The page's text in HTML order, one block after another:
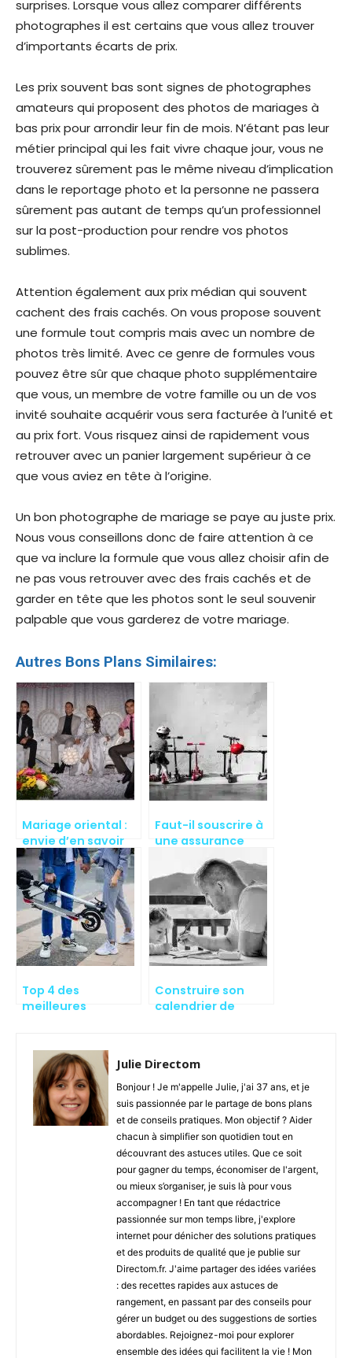
surprises. Lorsque vous allez comparer différents
photographes il est certains que vous allez trouver
d’importants écarts de prix.
Les prix souvent bas sont signes de photographes
amateurs qui proposent des photos de mariages à
bas prix pour arrondir leur fin de mois. N’étant pas leur
métier principal qui les fait vivre chaque jour, vous ne
trouverez sûrement pas le même niveau d’implication
dans le reportage photo et la personne ne passera
sûrement pas autant de temps qu’un professionnel
sur la post-production pour rendre vos photos
sublimes.
Attention également aux prix médian qui souvent
cachent des frais cachés. On vous propose souvent
une formule tout compris mais avec un nombre de
photos très limité. Avec ce genre de formules vous
pouvez être sûr que chaque photo supplémentaire
que vous, un membre de votre famille ou un de vos
invité souhaite acquérir vous sera facturée à l’unité et
au prix fort. Vous risquez ainsi de rapidement vous
retrouver avec un panier largement supérieur à ce
que vous aviez en tête à l’origine.
Un bon photographe de mariage se paye au juste prix.
Nous vous conseillons donc de faire attention à ce
que va inclure la formule que vous allez choisir afin de
ne pas vous retrouver avec des frais cachés et de
garder en tête que les photos sont le seul souvenir
palpable que vous garderez de votre mariage.
Autres Bons Plans Similaires:
Mariage oriental :
envie d’en savoir
plus ?
Faut-il souscrire à
une assurance
trottinette
électrique ?
Top 4 des
meilleures
Construire son
calendrier de
Julie Directom
Bonjour ! Je m'appelle Julie, j'ai 37 ans, et je
suis passionnée par le partage de bons plans
et de conseils pratiques. Mon objectif ? Aider
chacun à simplifier son quotidien tout en
découvrant des astuces utiles. Que ce soit
pour gagner du temps, économiser de l'argent,
ou mieux s’organiser, je suis là pour vous
accompagner ! En tant que rédactrice
passionnée sur mon temps libre, j'explore
internet pour dénicher des solutions pratiques
et des produits de qualité que je publie sur
Directom.fr. J'aime partager des idées variées
: des recettes rapides aux astuces de
rangement, en passant par des conseils pour
gérer un budget ou des suggestions de sorties
abordables. Rejoignez-moi pour explorer
ensemble des idées qui facilitent la vie ! Mon